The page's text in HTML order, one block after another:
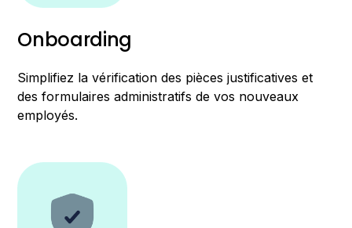
Onboarding
Simplifiez la vérification des pièces justificatives et
des formulaires administratifs de vos nouveaux
employés.